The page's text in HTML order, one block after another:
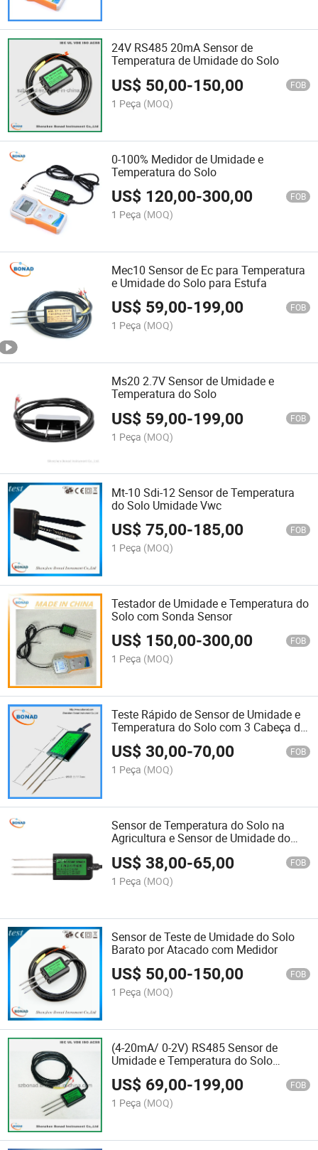
24V RS485 20mA Sensor de
Temperatura de Umidade do Solo
US$ 50,00-150,00 FOB
1 Peça (MOQ)
0-100% Medidor de Umidade e
Temperatura do Solo
US$ 120,00-300,00 FOB
1 Peça (MOQ)
Mec10 Sensor de Ec para Temperatura
e Umidade do Solo para Estufa
US$ 59,00-199,00 FOB
1 Peça (MOQ)
Ms20 2.7V Sensor de Umidade e
Temperatura do Solo
US$ 59,00-199,00 FOB
1 Peça (MOQ)
Mt-10 Sdi-12 Sensor de Temperatura
do Solo Umidade Vwc
US$75,00-185,00 FOB
1 Peça (MOQ)
Testador de Umidade e Temperatura do
Solo com Sonda Sensor
US$ 150,00-300,00 FOB
1 Peça (MOQ)
Teste Rápido de Sensor de Umidade e
Temperatura do Solo com 3 Cabeça de
Sonda
US$30,00-70,00 FOB
1 Peça (MOQ)
Sensor de Temperatura do Solo na
Agricultura e Sensor de Umidade do
US$38,00-65,00 FOB
1 Peça (MOQ)
Sensor de Teste de Umidade do Solo
Barato por Atacado com Medidor
US$ 50,00-150,00 FOB
1 Peça (MOQ)
(4-20mA/ 0-2V) RS485 Sensor de
Umidade e Temperatura do Solo
Modbus
US$ 69,00-199,00 FOB
1 Peça (MOQ)